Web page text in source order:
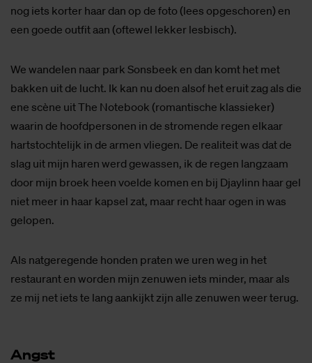
nog iets korter haar dan op de foto (lees opgeschoren) en
een goede outfit aan (oftewel lekker lesbisch).
We wandelen naar park Sonsbeek en dan komt het met
bakken uit de lucht. Ik kan nu doen alsof het eruit zag als die
ene scène uit The Notebook (romantische klassieker)
waarin de hoofdpersonen in de stromende regen elkaar
hartstochtelijk in de armen vliegen. De realiteit was dat de
slag uit mijn haren werd gewassen, ik de regen langzaam
door mijn broek heen voelde komen en bij Djaylinn haar gel
niet meer in haar kapsel zat, maar recht haar ogen in was
gelopen.
Als natgeregende honden praten we uren weg in het
restaurant en worden mijn zenuwen iets minder, maar als
ze mij net iets te lang aankijkt zijn alle zenuwen weer terug.
Angst